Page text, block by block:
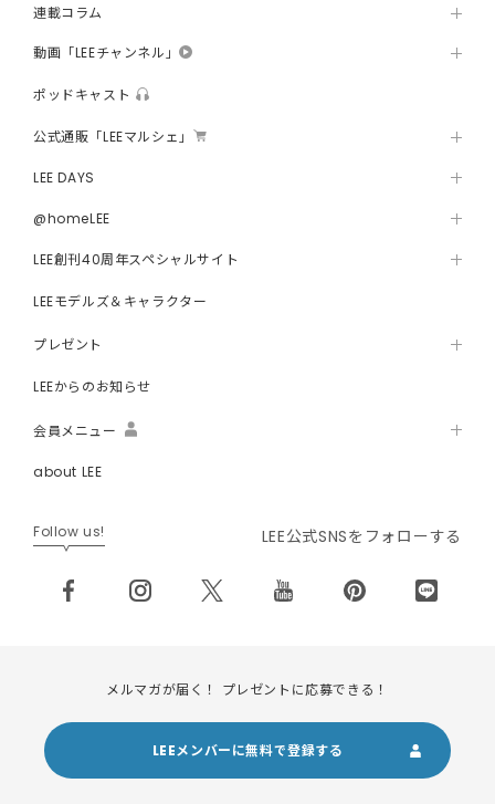
連載コラム
動画「LEEチャンネル」
ポッドキャスト
公式通販「LEEマルシェ」
LEE DAYS
@homeLEE
LEE創刊40周年スペシャルサイト
LEEモデルズ＆キャラクター
プレゼント
LEEからのお知らせ
会員メニュー
about LEE
Follow us! LEE公式SNSをフォローする
メルマガが届く！ プレゼントに応募できる！
LEEメンバーに無料で登録する